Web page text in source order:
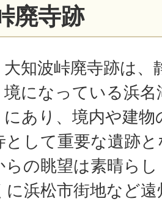
廃寺跡
大知波峠廃寺跡は、
境になっている浜
にあり、境内や建
として重要な遺跡
らの眺望は素晴ら
に浜松市街地など